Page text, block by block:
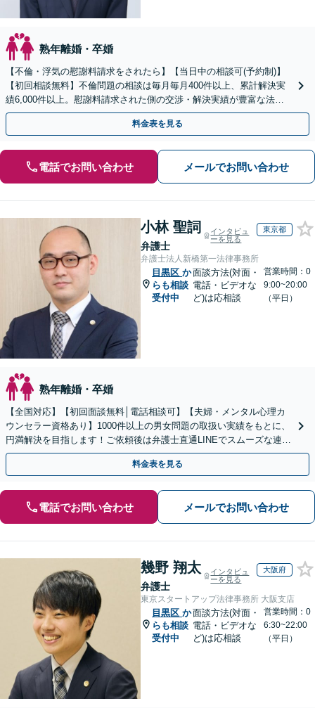
熟年離婚・卒婚
【不倫・浮気の慰謝料請求をされたら】【当日中の相談可(予約制)】
【初回相談無料】不倫問題の相談は毎月毎月400件以上、累計解決実
績6,000件以上。慰謝料請求された側の交渉・解決実績が豊富な法律
事務所です。
料金表を見る
電話でお問い合わせ メールでお問い合わせ
小林 聖詞
弁護士
インタビュ
ーを見る
東京都
弁護士法人新橋第一法律事務所
目黒区 か
らも相談
受付中
面談方法(対面・
電話・ビデオな
ど)は応相談
営業時間：0
9:00~20:00
（平日）
熟年離婚・卒婚
【全国対応】【初回面談無料│電話相談可】【夫婦・メンタル心理カ
ウンセラー資格あり】1000件以上の男女問題の取扱い実績をもとに、
円満解決を目指します！ご依頼後は弁護士直通LINEでスムーズな連絡
も可能。セカンドオピニオンのご相談も承ります
料金表を見る
電話でお問い合わせ メールでお問い合わせ
幾野 翔太
弁護士
インタビュ
ーを見る
大阪府
東京スタートアップ法律事務所 大阪支店
目黒区 か
らも相談
受付中
面談方法(対面・
電話・ビデオな
ど)は応相談
営業時間：0
6:30~22:00
（平日）